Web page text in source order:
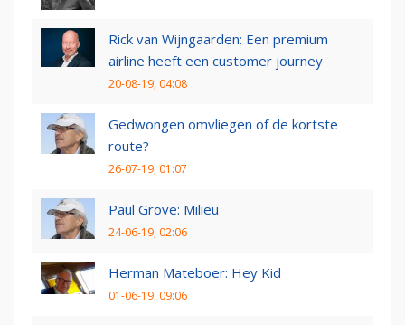
Rick van Wijngaarden: Een premium
airline heeft een customer journey
20-08-19, 04:08
Gedwongen omvliegen of de kortste
route?
26-07-19, 01:07
Paul Grove: Milieu
24-06-19, 02:06
Herman Mateboer: Hey Kid
01-06-19, 09:06